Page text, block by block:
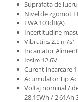
Suprafata de
Nivel de zgomot
LWA 103dB(A)
Incertitudine
Vibratii ≤ 2.5 m/s²
Incarcator
Iesire 12.6V
Curent incarcare 1
Acumulator Tip
Voltaj nominal /
28.19Wh / 2.61Ah